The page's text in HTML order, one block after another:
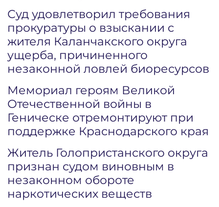
Суд удовлетворил требования
прокуратуры о взыскании с
жителя Каланчакского округа
ущерба, причиненного
незаконной ловлей биоресурсов
Мемориал героям Великой
Отечественной войны в
Геническе отремонтируют при
поддержке Краснодарского края
Житель Голопристанского округа
признан судом виновным в
незаконном обороте
наркотических веществ